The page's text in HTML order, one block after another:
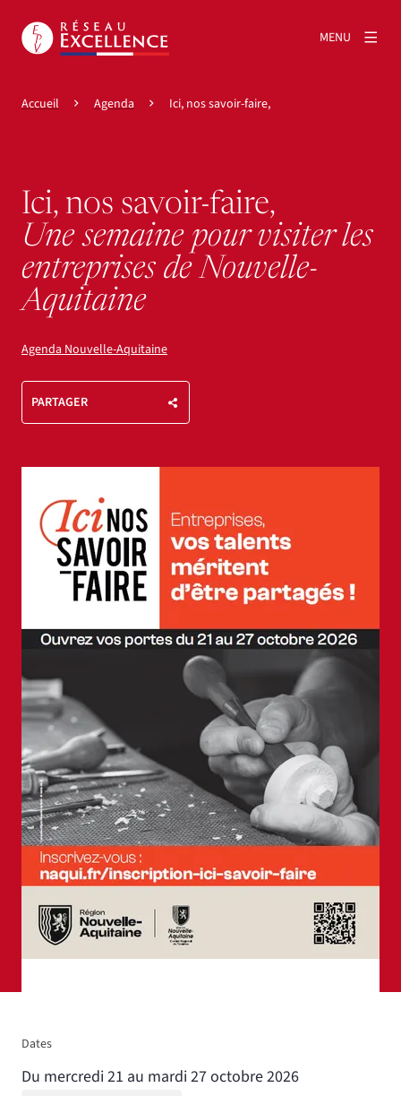
MENU
Accueil Agenda Ici, nos savoir-faire,
Ici, nos savoir-faire,
Une semaine pour visiter les
entreprises de Nouvelle-
Aquitaine
Agenda Nouvelle-Aquitaine
PARTAGER
Dates
Du mercredi 21 au mardi 27 octobre 2026